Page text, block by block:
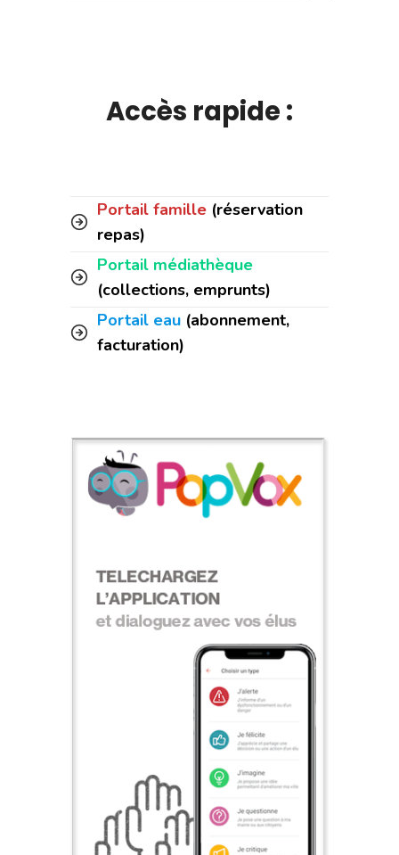
Accès rapide :
Portail famille (réservation
repas)
Portail médiathèque
(collections, emprunts)
Portail eau (abonnement,
facturation)